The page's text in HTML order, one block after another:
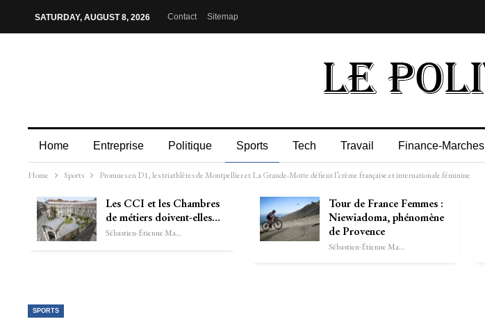
SATURDAY, AUGUST 8, 2026 Contact Sitemap
Home Entreprise Politique Sports Tech Travail Finance-Marches
Home Sports Promues en D1, les triathlètes de Montpellier et La Grande-Motte défient l’crème française et internationale féminine
Les CCI et les Chambres
de métiers doivent-elles…
Sébastien-Étienne Marechal
Tour de France Femmes :
Niewiadoma, phénomène
de Provence
Sébastien-Étienne Marechal
SPORTS